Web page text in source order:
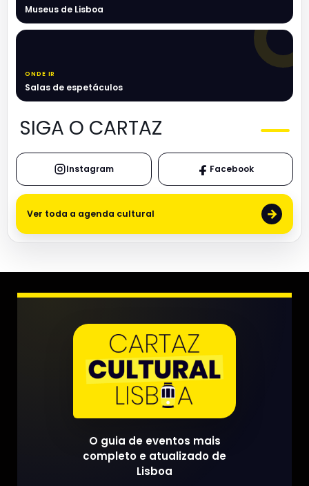
Museus de Lisboa
ONDE IR
Salas de espetáculos
SIGA O CARTAZ
Instagram Facebook
Ver toda a agenda cultural →
O guia de eventos mais
completo e atualizado de
Lisboa